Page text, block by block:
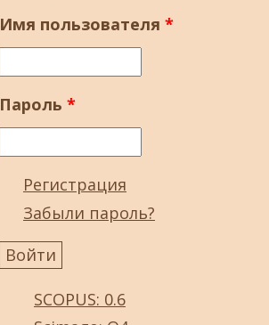
Имя пользователя *
Пароль *
Регистрация
Забыли пароль?
SCOPUS: 0.6